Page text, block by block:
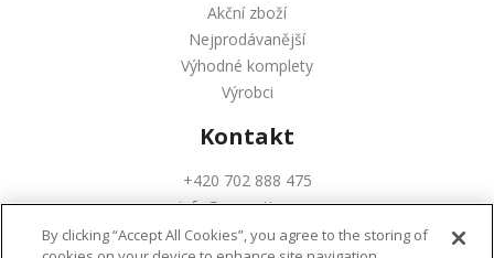
Akční zboží
Nejprodávanější
Výhodné komplety
Výrobci
Kontakt
+420 702 888 475
info@augustinus.cz
By clicking “Accept All Cookies”, you agree to the storing of